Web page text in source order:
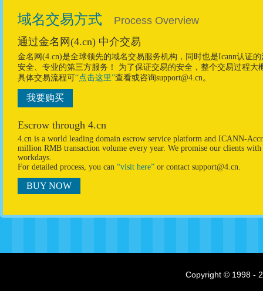
域名交易方式
Process Overview
通过金名网(4.cn) 中介交易
金名网(4.cn)是全球领先的域名交易服务机构，同时也是Icann认证
安全、专业的第三方服务！ 为了保证交易的安全，整个交易过程大
具体交易流程可“点击这里”查看或咨询support@4.cn。
我要购买
Escrow through 4.cn
4.cn is a world leading domain escrow service platform and ICANN-
million RMB transaction volume every year. We promise our clients
workdays.
For detailed process, you can “visit here” or contact support@4.cn.
BUY NOW
Copyright © 1998 -